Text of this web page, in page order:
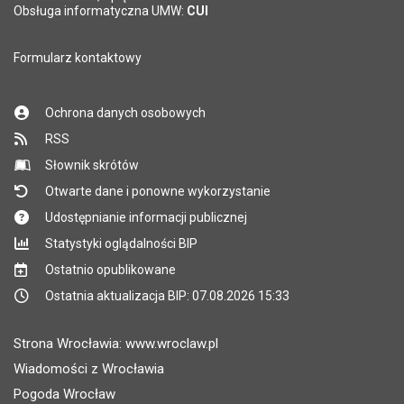
Pole wymagane
Obsługa informatyczna UMW: CUI
Formularz kontaktowy
Ochrona danych osobowych
RSS
Słownik skrótów
Otwarte dane i ponowne wykorzystanie
Udostępnianie informacji publicznej
Statystyki oglądalności BIP
Ostatnio opublikowane
Ostatnia aktualizacja BIP: 07.08.2026 15:33
Strona Wrocławia: www.wroclaw.pl
Wiadomości z Wrocławia
Pogoda Wrocław